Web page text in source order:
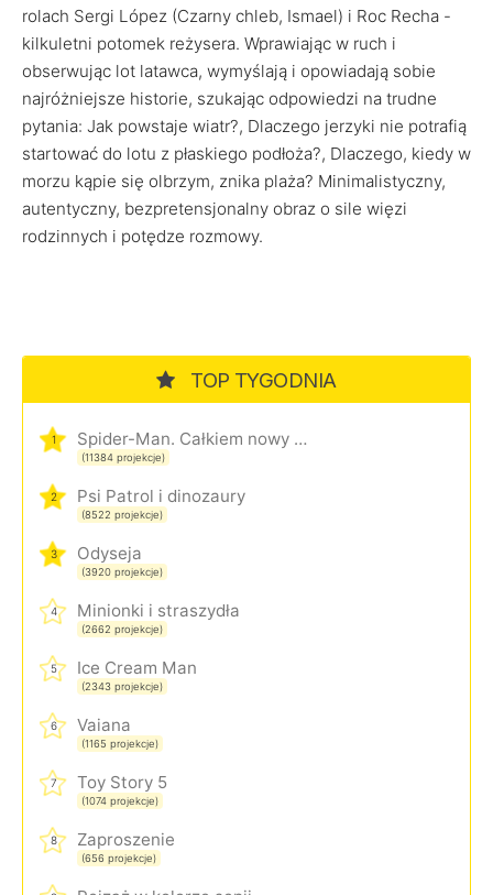
rolach Sergi López (Czarny chleb, Ismael) i Roc Recha -
kilkuletni potomek reżysera. Wprawiając w ruch i
obserwując lot latawca, wymyślają i opowiadają sobie
najróżniejsze historie, szukając odpowiedzi na trudne
pytania: Jak powstaje wiatr?, Dlaczego jerzyki nie potrafią
startować do lotu z płaskiego podłoża?, Dlaczego, kiedy w
morzu kąpie się olbrzym, znika plaża? Minimalistyczny,
autentyczny, bezpretensjonalny obraz o sile więzi
rodzinnych i potędze rozmowy.
TOP TYGODNIA
1 Spider-Man. Całkiem nowy dzień
(11384 projekcje)
2 Psi Patrol i dinozaury
(8522 projekcje)
3 Odyseja
(3920 projekcje)
4 Minionki i straszydła
(2662 projekcje)
5 Ice Cream Man
(2343 projekcje)
6 Vaiana
(1165 projekcje)
7 Toy Story 5
(1074 projekcje)
8 Zaproszenie
(656 projekcje)